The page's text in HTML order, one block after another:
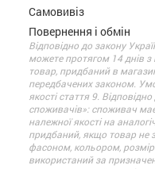
Самовивіз
Повернення і обмін
Відповідно до закону
можете протягом 14 днів
товар, придбаний в
передбачених законом.
якості стаття 9.
споживачів»: споживач
належної якості на
придбаний, якщо товар не
фасоном, кольором,
використаний за